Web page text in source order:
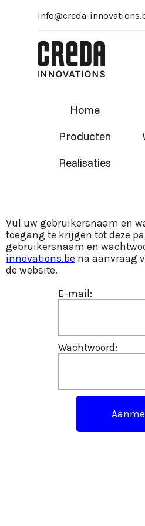
Home
Producten
Realisaties
info@creda-
Vul uw gebruikersnaam en
toegang te krijgen tot deze
gebruikersnaam en
innovations.be na aanvraag
de website.
E-mail:
Wachtwoord: